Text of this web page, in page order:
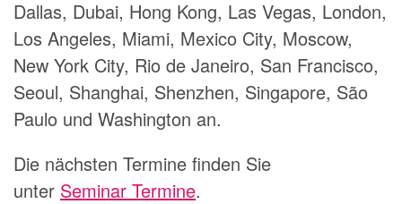
Dallas, Dubai, Hong Kong, Las Vegas, London,
Los Angeles, Miami, Mexico City, Moscow,
New York City, Rio de Janeiro, San Francisco,
Seoul, Shanghai, Shenzhen, Singapore, São
Paulo und Washington an.
Die nächsten Termine finden Sie
unter Seminar Termine.